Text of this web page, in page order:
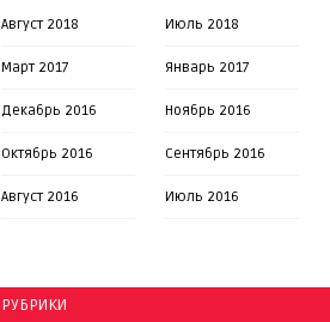
Август 2018 Июль 2018
Март 2017 Январь 2017
Декабрь 2016 Ноябрь 2016
Октябрь 2016 Сентябрь 2016
Август 2016 Июль 2016
РУБРИКИ